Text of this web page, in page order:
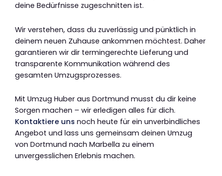
deine Bedürfnisse zugeschnitten ist.
Wir verstehen, dass du zuverlässig und pünktlich in
deinem neuen Zuhause ankommen möchtest. Daher
garantieren wir dir termingerechte Lieferung und
transparente Kommunikation während des
gesamten Umzugsprozesses.
Mit Umzug Huber aus Dortmund musst du dir keine
Sorgen machen – wir erledigen alles für dich.
Kontaktiere uns noch heute für ein unverbindliches
Angebot und lass uns gemeinsam deinen Umzug
von Dortmund nach Marbella zu einem
unvergesslichen Erlebnis machen.